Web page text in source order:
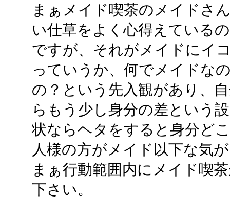
まぁメイド喫茶のメイドさ
い仕草をよく心得えている
ですが、それがメイドにイ
っていうか、何でメイドな
の？という先入観があり、
らもう少し身分の差という
状ならヘタをすると身分ど
人様の方がメイド以下な気
まぁ行動範囲内にメイド喫
下さい。